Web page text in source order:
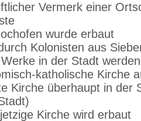
Vermerk einer
wurde erbaut
Kolonisten aus
in der Stadt
katholische Kirche
Kirche überhaupt in der
Kirche wird erbaut